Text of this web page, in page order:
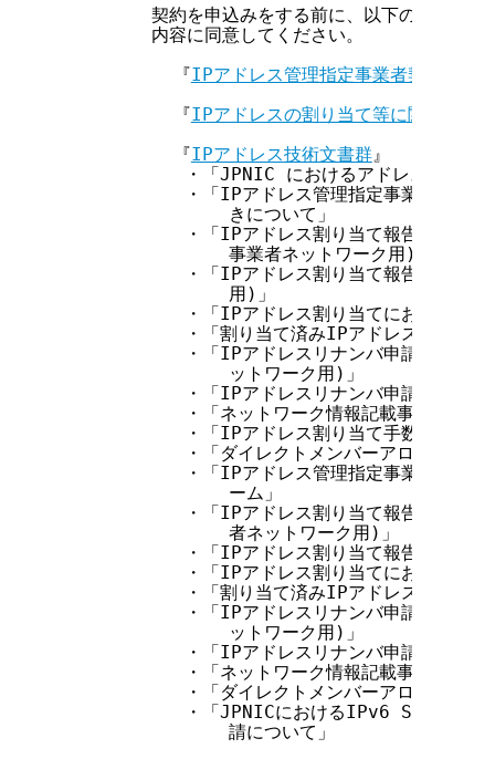
契約を申込みをする前に、以下の規則・契
        内容に同意してください。
          『
IPアドレス管理指定事業者契約書
          『
IPアドレスの割り当て等に関する規則
          『
IPアドレス技術文書群』
・「JPNIC におけるアドレス空間管
・「IPアドレス管理指定事業者のIPア
               きについて」
・「IPアドレス割り当て報告申請処理
               事業者ネットワーク用)」
・「IPアドレス割り当て報告申請処理
               用)」
・「IPアドレス割り当てにおける
・「割り当て済みIPアドレスの返却申
・「IPアドレスリナンバ申請について
               ットワーク用)」
・「IPアドレスリナンバ申請について
・「ネットワーク情報記載事項変更申
・「IPアドレス割り当て手数料につい
・「ダイレクトメンバーアロケーショ
・「IPアドレス管理指定事業者のIPア
               ーム」
・「IPアドレス割り当て報告申請フォ
               者ネットワーク用)」
・「IPアドレス割り当て報告申請フォ
・「IPアドレス割り当てにおける
・「割り当て済みIPアドレス返却申請
・「IPアドレスリナンバ申請フォーム
               ットワーク用)」
・「IPアドレスリナンバ申請フォーム
・「ネットワーク情報記載事項変更申
・「ダイレクトメンバーアロケーショ
・「JPNICにおけるIPv6 Sub-
               請について」